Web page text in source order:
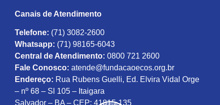
Canais de Atendimento
Telefone: (71) 3082-2600
Whatsapp: (71) 98165-6043
Central de Atendimento: 0800 721 2600
Fale Conosco: atende@fundacaoecos.org.br
Endereço: Rua Rubens Guelli, Ed. Elvira Vidal Orge
– nº 68 – Sl 105 – Itaigara
Salvador – BA – CEP: 41815-135